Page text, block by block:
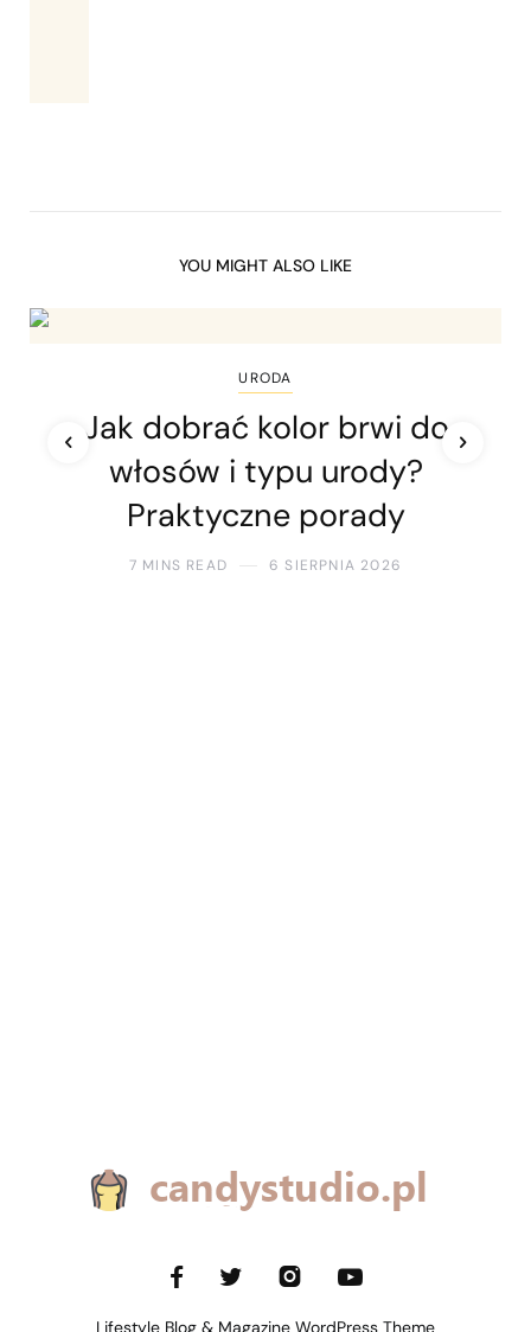
YOU MIGHT ALSO LIKE
URODA
Jak dobrać kolor brwi do
włosów i typu urody?
Praktyczne porady
7 MINS READ 6 SIERPNIA 2026
Lifestyle Blog & Magazine WordPress Theme